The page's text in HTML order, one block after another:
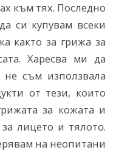
към тях. Последно
си купувам всеки
както за грижа за
Харесва ми да
съм използвала
от тези, които
за кожата и
лицето и тялото.
на неопитани